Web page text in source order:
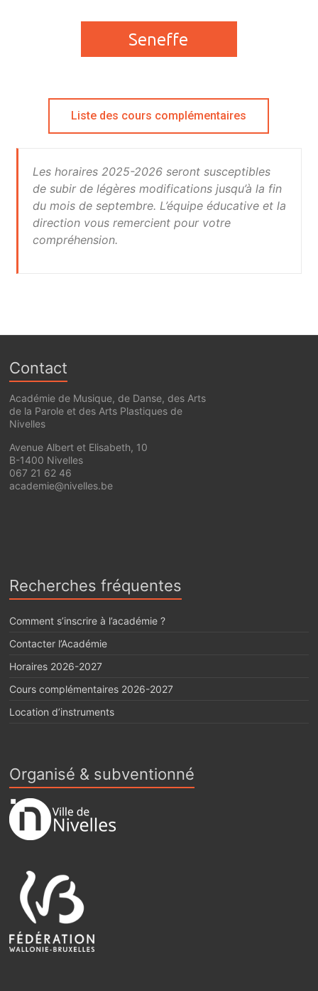
Liste des cours complémentaires
Les horaires 2025-2026 seront susceptibles
de subir de légères modifications jusqu’à la fin
du mois de septembre. L’équipe éducative et la
direction vous remercient pour votre
compréhension.
Contact
Académie de Musique, de Danse, des Arts
de la Parole et des Arts Plastiques de
Nivelles
Avenue Albert et Elisabeth, 10
B-1400 Nivelles
067 21 62 46
academie@nivelles.be
Recherches fréquentes
Comment s’inscrire à l’académie ?
Contacter l’Académie
Horaires 2026-2027
Cours complémentaires 2026-2027
Location d’instruments
Organisé & subventionné